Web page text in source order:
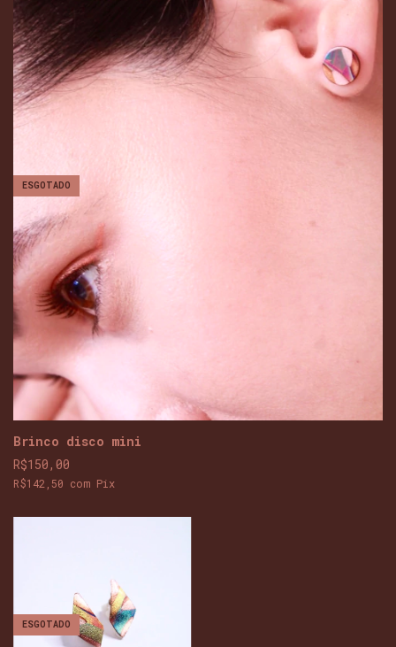
ESGOTADO
Brinco disco mini
R$150,00
R$142,50 com Pix
ESGOTADO